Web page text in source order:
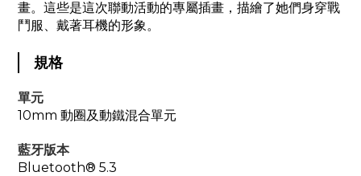
畫。這些是這次聯動活動的專屬插畫，描繪了她們身穿戰
鬥服、戴著耳機的形象。
規格
單元
10mm 動圈及動鐵混合單元
藍牙版本
Bluetooth® 5.3